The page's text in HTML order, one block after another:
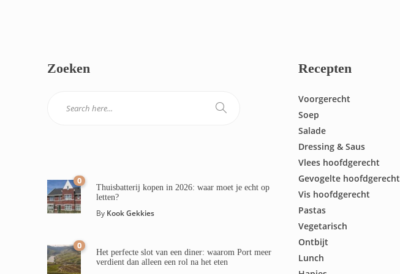
Zoeken
0
Thuisbatterij kopen in 2026: waar moet je echt op
letten?
By Kook Gekkies
0
Het perfecte slot van een diner: waarom Port meer
verdient dan alleen een rol na het eten
Recepten
Voorgerecht
Soep
Salade
Dressing & Saus
Vlees hoofdgerecht
Gevogelte hoofdgerecht
Vis hoofdgerecht
Pastas
Vegetarisch
Ontbijt
Lunch